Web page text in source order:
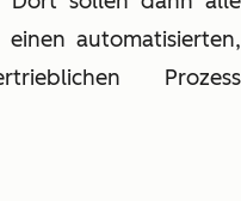
automatisierten,
Prozess